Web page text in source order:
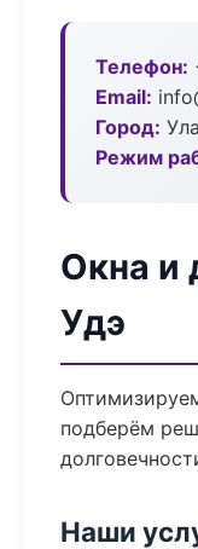
Телефон:
Email:
Город:
Режим
Окна и
Удэ
подберём
Наши